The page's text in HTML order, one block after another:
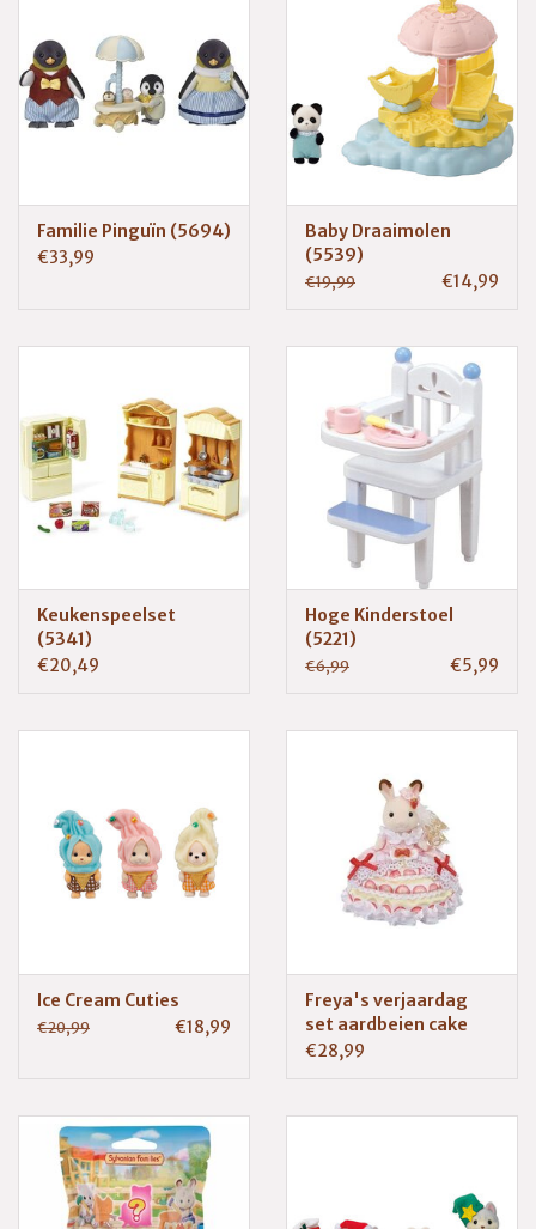
Familie Pinguïn (5694)
€33,99
Baby Draaimolen
(5539)
€19,99 €14,99
Keukenspeelset
(5341)
€20,49
Hoge Kinderstoel
(5221)
€6,99 €5,99
Ice Cream Cuties
€20,99 €18,99
Freya's verjaardag
set aardbeien cake
jurk (5847)
€28,99